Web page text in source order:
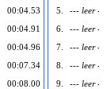
00:04.53
00:04.91
00:04.96
00:07.34
00:08.00
5.
--- leer ---
6.
--- leer ---
7.
--- leer ---
8.
--- leer ---
9.
--- leer ---